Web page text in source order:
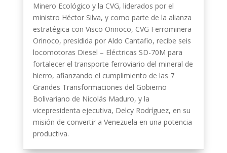
Minero Ecológico y la CVG, liderados por el
ministro Héctor Silva, y como parte de la alianza
estratégica con Visco Orinoco, CVG Ferrominera
Orinoco, presidida por Aldo Cantafio, recibe seis
locomotoras Diesel – Eléctricas SD-70M para
fortalecer el transporte ferroviario del mineral de
hierro, afianzando el cumplimiento de las 7
Grandes Transformaciones del Gobierno
Bolivariano de Nicolás Maduro, y la
vicepresidenta ejecutiva, Delcy Rodríguez, en su
misión de convertir a Venezuela en una potencia
productiva.